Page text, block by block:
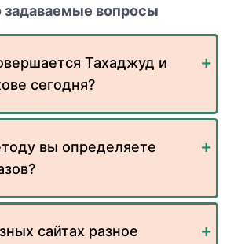
задаваемые вопросы
Тахаджуд и
сегодня?
вы определяете
сайтах разное